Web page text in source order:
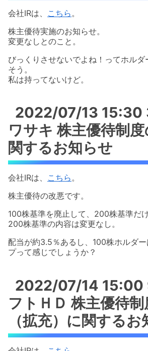
会社IRは、 こちら 。
株主優待実施のお知らせ。
変更なしとのこと。
びっくりさせないでよね！ってホルダ
そう。
私は持ってないけど。
2022/07/13 15:30
ワサキ 株主優待制
関するお知らせ
会社IRは、 こちら。
株主優待の改悪です。
100株基準を廃止して、200株基準だ
200株基準の内容は変更なし。
配当が約3.5％あるし、100株ホルダ
プって感じでしょうか？
2022/07/14 15:00
フトＨＤ 株主優待
（拡充）に関するお